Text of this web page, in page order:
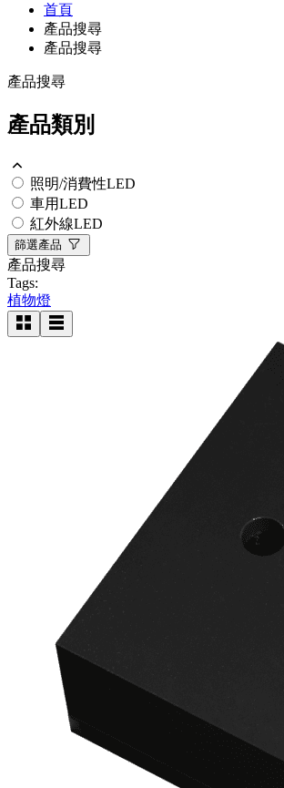
首頁
產品搜尋
產品搜尋
產品搜尋
產品類別
照明/消費性LED
車用LED
紅外線LED
篩選產品
產品搜尋
Tags:
植物燈